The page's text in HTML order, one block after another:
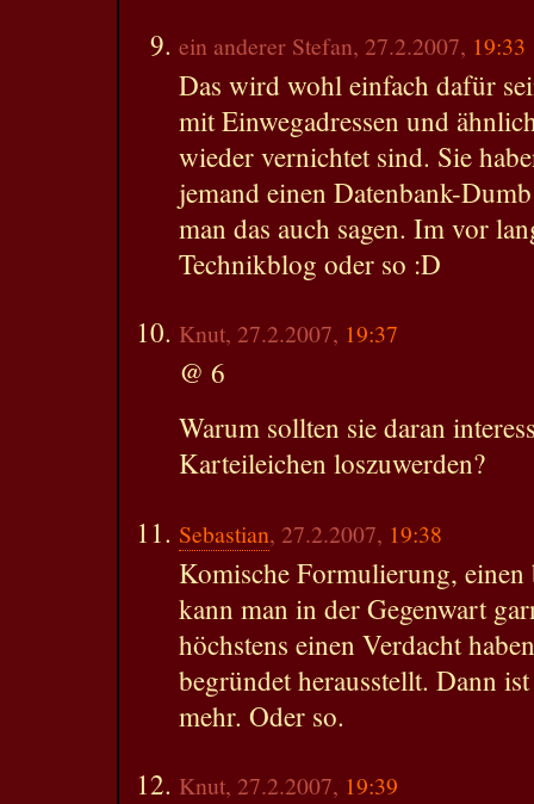
ein anderer Stefan, 27.2.2007, 19:33
Das wird wohl einfach dafür
mit Einwegadressen und
wieder vernichtet sind. Sie
jemand einen Datenbank-
man das auch sagen. Im vor
Technikblog oder so :D
Knut, 27.2.2007, 19:37
@ 6
Warum sollten sie daran
Karteileichen loszuwerden?
Sebastian, 27.2.2007, 19:38
Komische Formulierung, einen
kann man in der Gegenwart
höchstens einen Verdacht
begründet herausstellt. Dann
mehr. Oder so.
Knut, 27.2.2007, 19:39